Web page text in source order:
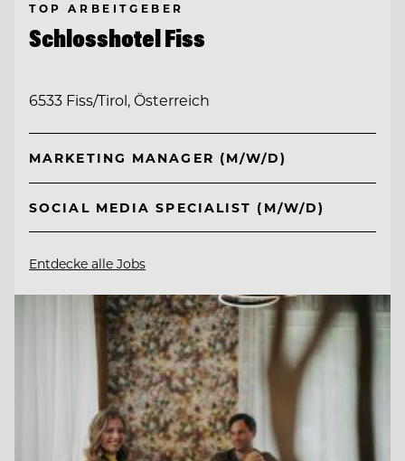
TOP ARBEITGEBER
Schlosshotel Fiss
6533 Fiss/Tirol, Österreich
MARKETING MANAGER (M/W/D)
SOCIAL MEDIA SPECIALIST (M/W/D)
Entdecke alle Jobs